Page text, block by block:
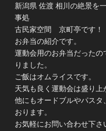
新潟県 佐渡 相川の絶景を
事処
古民家空間 京町亭です！
お弁当の紹介です。
運動会用のお弁当だった
りました。
ご飯はオムライスです。
天気も良く運動会は盛り上
他にもオードブルやパスタ
おります。
お気軽にお問い合わせ下さ